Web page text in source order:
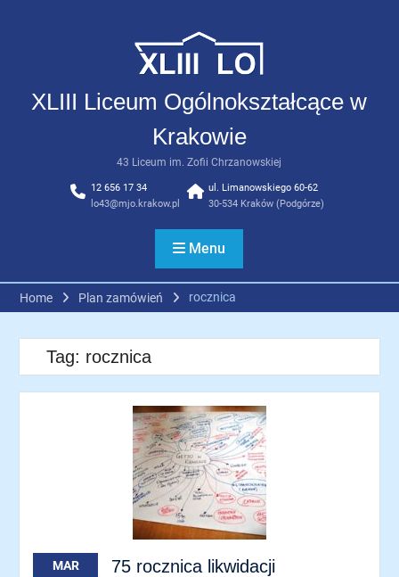
XLIII Liceum Ogólnokształcące w
Krakowie
43 Liceum im. Zofii Chrzanowskiej
12 656 17 34
lo43@mjo.krakow.pl
ul. Limanowskiego 60-62
30-534 Kraków (Podgórze)
Menu
Home Plan zamówień rocznica
Tag: rocznica
MAR
75 rocznica likwidacji